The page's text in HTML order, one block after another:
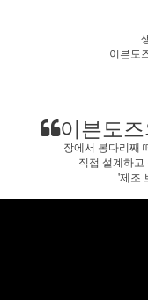
이븐도
이븐도
장에서 봉다리째
직접 설계하
'제조